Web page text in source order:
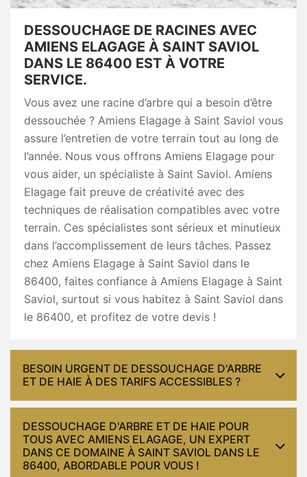
DESSOUCHAGE DE RACINES AVEC
AMIENS ELAGAGE À SAINT SAVIOL
DANS LE 86400 EST À VOTRE
SERVICE.
Vous avez une racine d’arbre qui a besoin d’être
dessouchée ? Amiens Elagage à Saint Saviol vous
assure l’entretien de votre terrain tout au long de
l’année. Nous vous offrons Amiens Elagage pour
vous aider, un spécialiste à Saint Saviol. Amiens
Elagage fait preuve de créativité avec des
techniques de réalisation compatibles avec votre
terrain. Ces spécialistes sont sérieux et minutieux
dans l’accomplissement de leurs tâches. Passez
chez Amiens Elagage à Saint Saviol dans le
86400, faites confiance à Amiens Elagage à Saint
Saviol, surtout si vous habitez à Saint Saviol dans
le 86400, et profitez de votre devis !
BESOIN URGENT DE DESSOUCHAGE D'ARBRE
ET DE HAIE À DES TARIFS ACCESSIBLES ?
DESSOUCHAGE D'ARBRE ET DE HAIE POUR
TOUS AVEC AMIENS ELAGAGE, UN EXPERT
DANS CE DOMAINE À SAINT SAVIOL DANS LE
86400, ABORDABLE POUR VOUS !